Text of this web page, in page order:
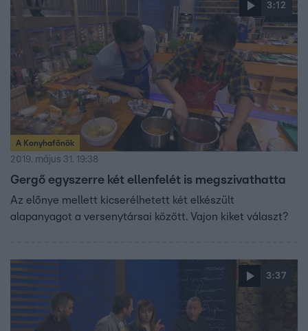
3:12
A Konyhafőnök
2019. május 31. 19:38
Gergő egyszerre két ellenfelét is megszivathatta
Az előnye mellett kicserélhetett két elkészült
alapanyagot a versenytársai között. Vajon kiket választ?
3:37